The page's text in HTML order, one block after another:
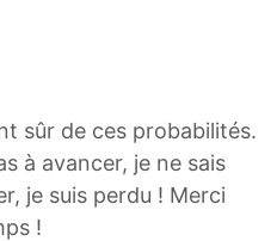
sûr de ces probabilités.
à avancer, je ne sais
je suis perdu ! Merci
!